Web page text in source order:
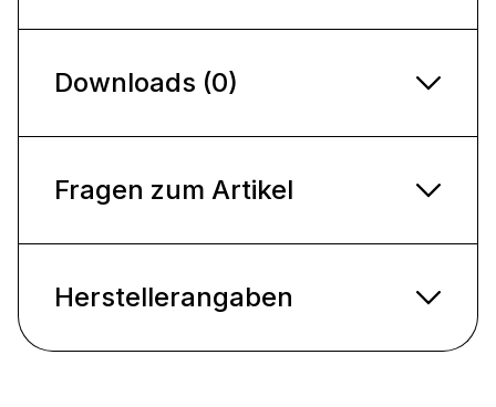
Downloads (0)
Fragen zum Artikel
Herstellerangaben